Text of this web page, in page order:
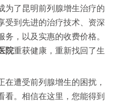
为了昆明前列腺增生治疗的
受到先进的治疗技术、资深
，以及实惠的收费价格。
院重获健康，重新找回了生
在遭受前列腺增生的困扰，
看。相信在这里，您能得到